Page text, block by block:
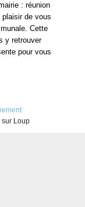
: réunion
de vous
Cette
y retrouver
pour vous
sur Loup